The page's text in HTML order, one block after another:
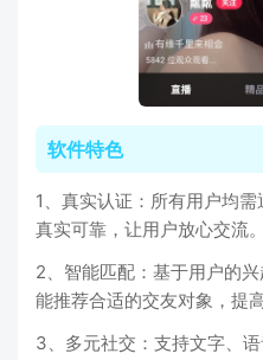
软件特色
1、真实认证：所有用户均
真实可靠，让用户放心交流。
2、智能匹配：基于用户的
能推荐合适的交友对象，提
3、多元社交：支持文字、